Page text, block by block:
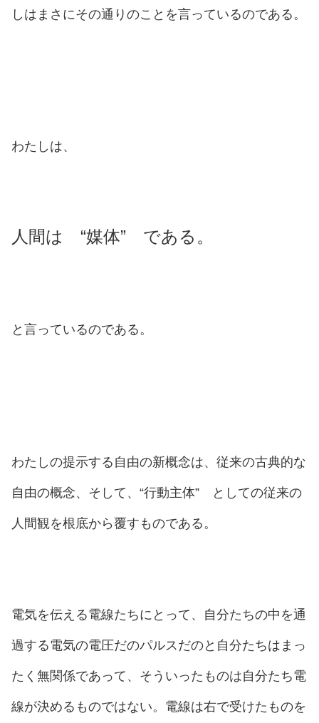
しはまさにその通りのことを言っているのである。
わたしは、
人間は “媒体” である。
と言っているのである。
わたしの提示する自由の新概念は、従来の古典的な
自由の概念、そして、“行動主体” としての従来の
人間観を根底から覆すものである。
電気を伝える電線たちにとって、自分たちの中を通
過する電気の電圧だのパルスだのと自分たちはまっ
たく無関係であって、そういったものは自分たち電
線が決めるものではない。電線は右で受けたものを